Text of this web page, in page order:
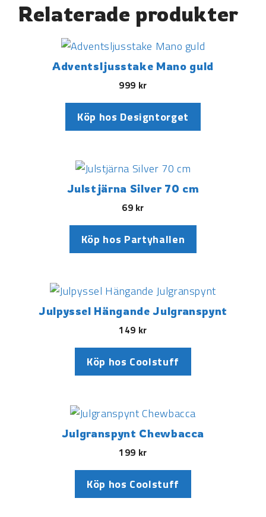
Relaterade produkter
Adventsljusstake Mano guld
999 kr
Köp hos Designtorget
Julstjärna Silver 70 cm
69 kr
Köp hos Partyhallen
Julpyssel Hängande Julgranspynt
149 kr
Köp hos Coolstuff
Julgranspynt Chewbacca
199 kr
Köp hos Coolstuff